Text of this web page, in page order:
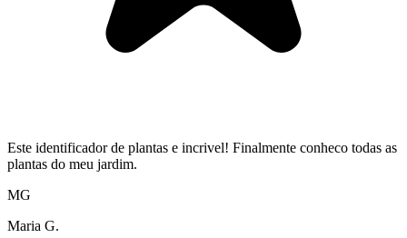
Este identificador de plantas e incrivel! Finalmente conheco todas as
plantas do meu jardim.
MG
Maria G.